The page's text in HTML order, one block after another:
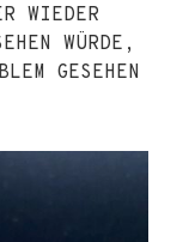
WIEDER
WÜRDE,
GESEHEN